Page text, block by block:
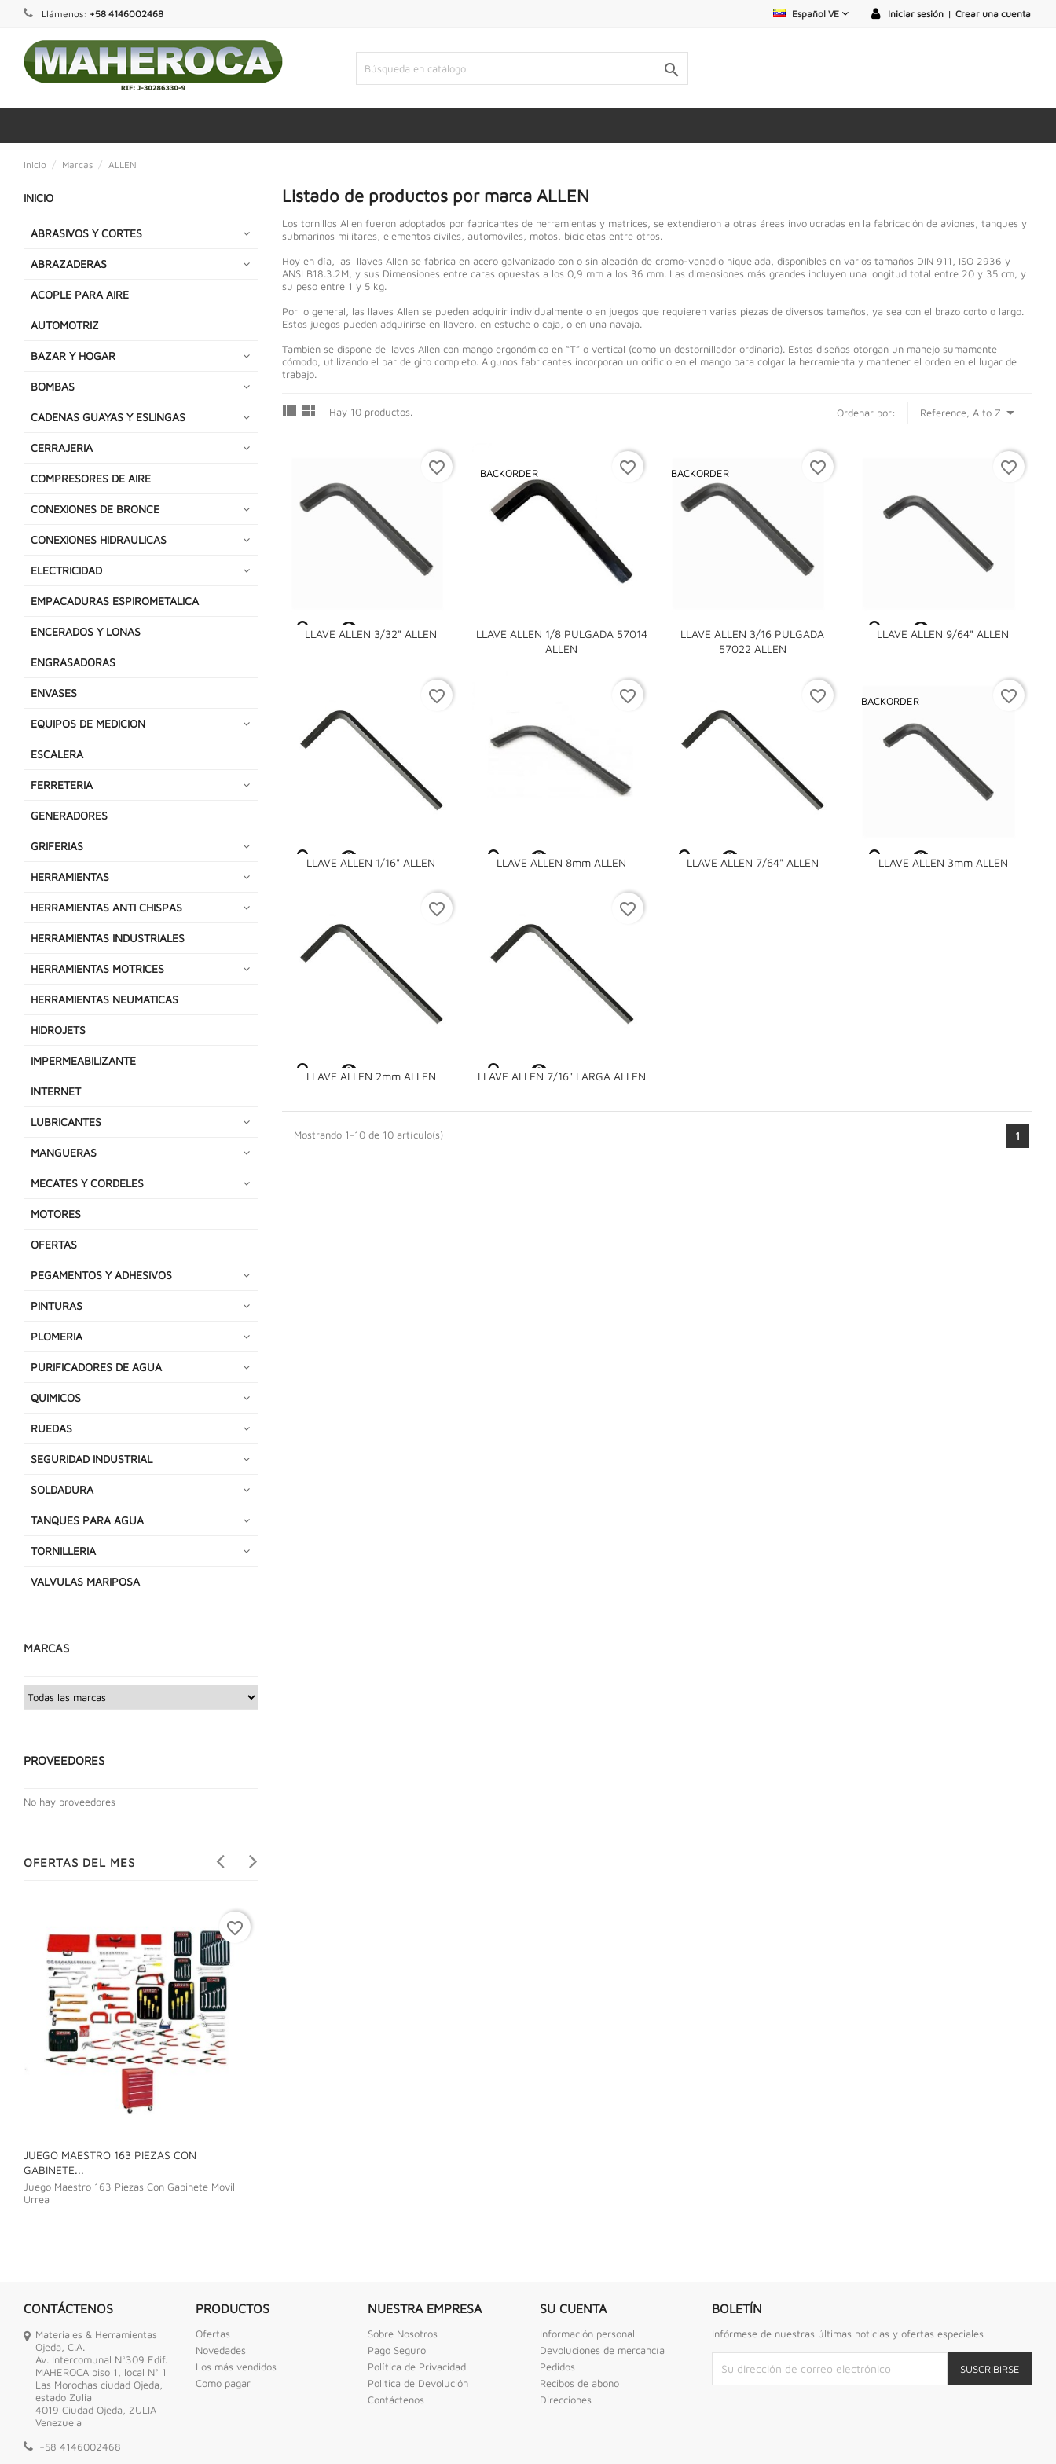
Llámenos: +58 4146002468 Iniciar sesión | Crear una cuenta
Español VE

Inicio Marcas ALLEN
INICIO
ABRASIVOS Y CORTES
ABRAZADERAS
ACOPLE PARA AIRE
AUTOMOTRIZ
BAZAR Y HOGAR
BOMBAS
CADENAS GUAYAS Y ESLINGAS
CERRAJERIA
COMPRESORES DE AIRE
CONEXIONES DE BRONCE
CONEXIONES HIDRAULICAS
ELECTRICIDAD
EMPACADURAS ESPIROMETALICA
ENCERADOS Y LONAS
ENGRASADORAS
ENVASES
EQUIPOS DE MEDICION
ESCALERA
FERRETERIA
GENERADORES
GRIFERIAS
HERRAMIENTAS
HERRAMIENTAS ANTI CHISPAS
HERRAMIENTAS INDUSTRIALES
HERRAMIENTAS MOTRICES
HERRAMIENTAS NEUMATICAS
HIDROJETS
IMPERMEABILIZANTE
INTERNET
LUBRICANTES
MANGUERAS
MECATES Y CORDELES
MOTORES
OFERTAS
PEGAMENTOS Y ADHESIVOS
PINTURAS
PLOMERIA
PURIFICADORES DE AGUA
QUIMICOS
RUEDAS
SEGURIDAD INDUSTRIAL
SOLDADURA
TANQUES PARA AGUA
TORNILLERIA
VALVULAS MARIPOSA
MARCAS
PROVEEDORES
No hay proveedores
OFERTAS DEL MES
JUEGO MAESTRO 163 PIEZAS CON
GABINETE...
Juego Maestro 163 Piezas Con Gabinete Movil
Urrea
favorite_border
Listado de productos por marca ALLEN
Los tornillos Allen fueron adoptados por fabricantes de herramientas y matrices, se extendieron a otras áreas involucradas en la fabricación de aviones, tanques y
submarinos militares, elementos civiles, automóviles, motos, bicicletas entre otros.
Hoy en día, las llaves Allen se fabrica en acero galvanizado con o sin aleación de cromo-vanadio niquelada, disponibles en varios tamaños DIN 911, ISO 2936 y
ANSI B18.3.2M, y sus Dimensiones entre caras opuestas a los 0,9 mm a los 36 mm. Las dimensiones más grandes incluyen una longitud total entre 20 y 35 cm, y
su peso entre 1 y 5 kg.
Por lo general, las llaves Allen se pueden adquirir individualmente o en juegos que requieren varias piezas de diversos tamaños, ya sea con el brazo corto o largo.
Estos juegos pueden adquirirse en llavero, en estuche o caja, o en una navaja.
También se dispone de llaves Allen con mango ergonómico en “T” o vertical (como un destornillador ordinario). Estos diseños otorgan un manejo sumamente
cómodo, utilizando el par de giro completo. Algunos fabricantes incorporan un orificio en el mango para colgar la herramienta y mantener el orden en el lugar de
trabajo.
  Hay 10 productos. Ordenar por: Reference, A to Z 
LLAVE ALLEN 3/32" ALLEN

favorite_border
LLAVE ALLEN 1/8 PULGADA 57014
ALLEN
BACKORDER

favorite_border
LLAVE ALLEN 3/16 PULGADA
57022 ALLEN
BACKORDER

favorite_border
LLAVE ALLEN 9/64" ALLEN

favorite_border
LLAVE ALLEN 1/16" ALLEN

favorite_border
LLAVE ALLEN 8mm ALLEN

favorite_border
LLAVE ALLEN 7/64" ALLEN

favorite_border
LLAVE ALLEN 3mm ALLEN
BACKORDER

favorite_border
LLAVE ALLEN 2mm ALLEN

favorite_border
LLAVE ALLEN 7/16" LARGA ALLEN

favorite_border
Mostrando 1-10 de 10 artículo(s) 1
CONTÁCTENOS
Materiales & Herramientas
Ojeda, C.A.
Av. Intercomunal N°309 Edif.
MAHEROCA piso 1, local N° 1
Las Morochas ciudad Ojeda,
estado Zulia
4019 Ciudad Ojeda, ZULIA
Venezuela
+58 4146002468
PRODUCTOS
Ofertas
Novedades
Los más vendidos
Como pagar
NUESTRA EMPRESA
Sobre Nosotros
Pago Seguro
Política de Privacidad
Politica de Devolución
Contáctenos
SU CUENTA
Información personal
Devoluciones de mercancía
Pedidos
Recibos de abono
Direcciones
BOLETÍN
Infórmese de nuestras últimas noticias y ofertas especiales